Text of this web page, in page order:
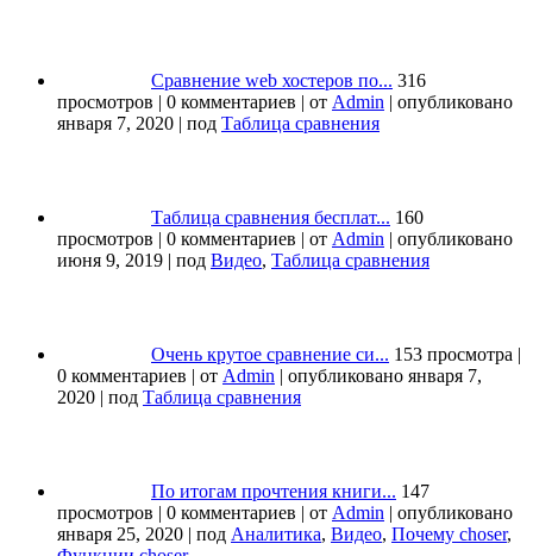
Сравнение web хостеров по... 316
просмотров | 0 комментариев | от Admin | опубликовано
января 7, 2020 | под Таблица сравнения
Таблица сравнения бесплат... 160
просмотров | 0 комментариев | от Admin | опубликовано
июня 9, 2019 | под Видео, Таблица сравнения
Очень крутое сравнение си... 153 просмотра |
0 комментариев | от Admin | опубликовано января 7,
2020 | под Таблица сравнения
По итогам прочтения книги... 147
просмотров | 0 комментариев | от Admin | опубликовано
января 25, 2020 | под Аналитика, Видео, Почему choser,